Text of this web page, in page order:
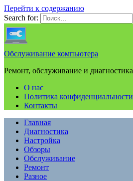
Перейти к содержанию
Search for:
Обслуживание компьютера
Ремонт, обслуживание и диагностика
О нас
Политика конфиденциальности
Контакты
Главная
Диагностика
Настройка
Обзоры
Обслуживание
Ремонт
Разное